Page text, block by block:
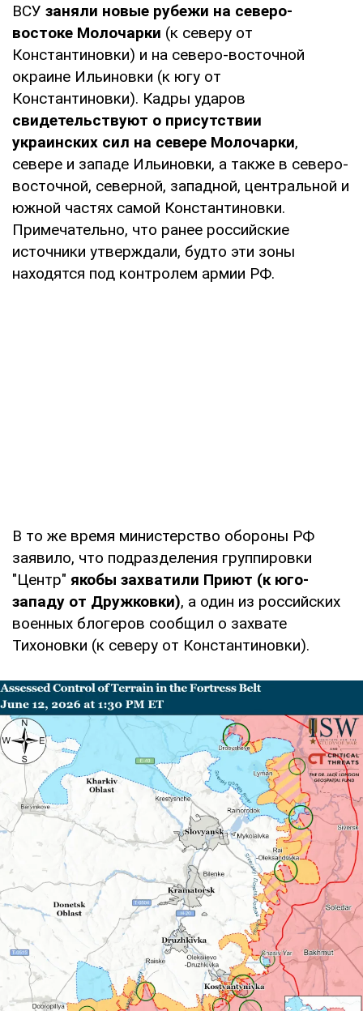
ВСУ заняли новые рубежи на северо-
востоке Молочарки (к северу от
Константиновки) и на северо-восточной
окраине Ильиновки (к югу от
Константиновки). Кадры ударов
свидетельствуют о присутствии
украинских сил на севере Молочарки,
севере и западе Ильиновки, а также в северо-
восточной, северной, западной, центральной и
южной частях самой Константиновки.
Примечательно, что ранее российские
источники утверждали, будто эти зоны
находятся под контролем армии РФ.
В то же время министерство обороны РФ
заявило, что подразделения группировки
"Центр" якобы захватили Приют (к юго-
западу от Дружковки), а один из российских
военных блогеров сообщил о захвате
Тихоновки (к северу от Константиновки).